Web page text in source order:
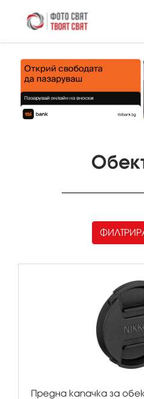
Предна капачка за